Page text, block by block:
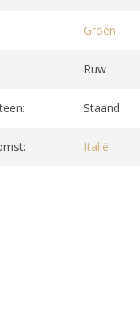
Groen
Ruw
Staand
Italië